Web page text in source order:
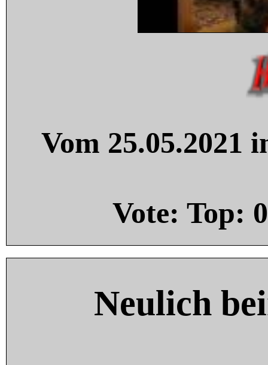
Vom 25.05.2021
Vote: Top: 0
Neulich